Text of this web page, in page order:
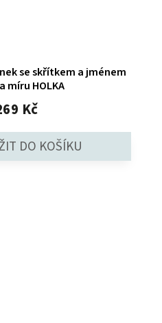
se skřítkem a jménem
míru HOLKA
Kč